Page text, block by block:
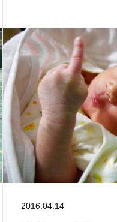
2016.04.14